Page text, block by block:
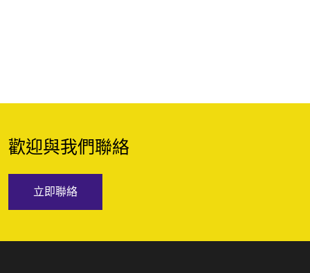
歡迎與我們聯絡
立即聯絡